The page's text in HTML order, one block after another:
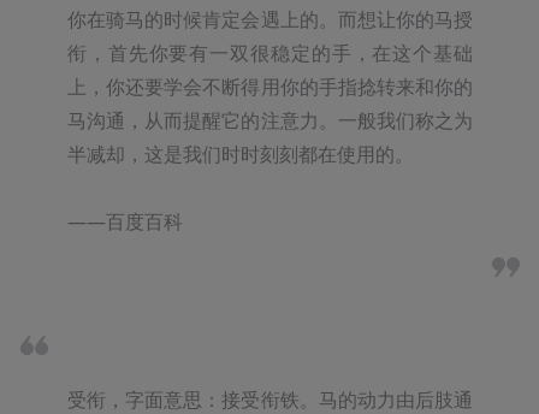
你在骑马的时候肯定会遇上的。而想让你的马授
衔，首先你要有一双很稳定的手，在这个基础
上，你还要学会不断得用你的手指捻转来和你的
马沟通，从而提醒它的注意力。一般我们称之为
半减却，这是我们时时刻刻都在使用的。
——百度百科
受衔，字面意思：接受衔铁。马的动力由后肢通